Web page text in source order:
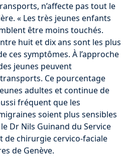
n’affecte pas tout le
« Les très jeunes enfants
être moins touchés.
huit et dix ans sont les plus
ces symptômes. À l’approche
jeunes peuvent
Ce pourcentage
adultes et continue de
fréquent que les
soient plus sensibles
Dr Nils Guinand du Service
de chirurgie cervico-faciale
de Genève.